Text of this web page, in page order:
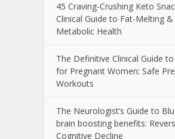
45 Craving-Crushing Keto
Clinical Guide to Fat-Melting &
Metabolic Health
The Definitive Clinical Guide to
for Pregnant Women: Safe
Workouts
The Neurologist’s Guide to
brain boosting benefits:
Cognitive Decline